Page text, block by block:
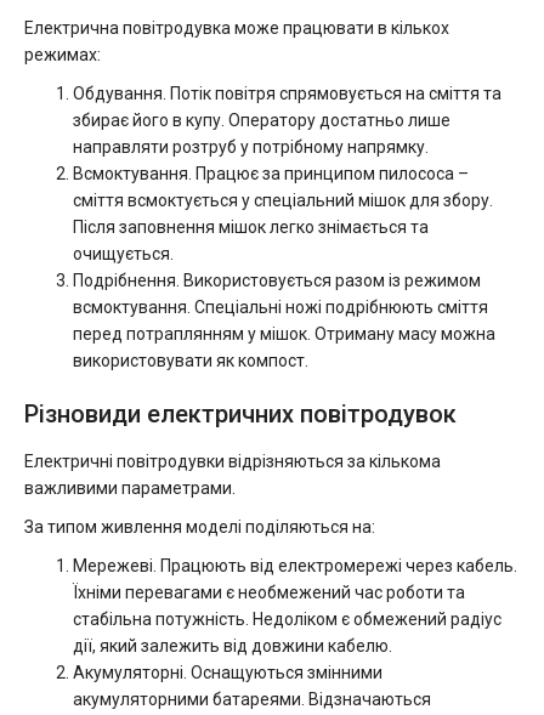
Електрична повітродувка може працювати в кількох
режимах:
Обдування. Потік повітря спрямовується на сміття та
збирає його в купу. Оператору достатньо лише
направляти розтруб у потрібному напрямку.
Всмоктування. Працює за принципом пилососа –
сміття всмоктується у спеціальний мішок для збору.
Після заповнення мішок легко знімається та
очищується.
Подрібнення. Використовується разом із режимом
всмоктування. Спеціальні ножі подрібнюють сміття
перед потраплянням у мішок. Отриману масу можна
використовувати як компост.
Різновиди електричних повітродувок
Електричні повітродувки відрізняються за кількома
важливими параметрами.
За типом живлення моделі поділяються на:
Мережеві. Працюють від електромережі через кабель.
Їхніми перевагами є необмежений час роботи та
стабільна потужність. Недоліком є обмежений радіус
дії, який залежить від довжини кабелю.
Акумуляторні. Оснащуються змінними
акумуляторними батареями. Відзначаються